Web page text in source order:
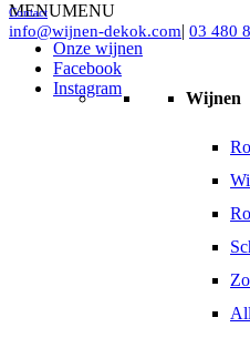
Contact
info@wijnen-dekok.com| 03 480
Facebook
Instagram
MENUMENU
Onze wijnen
Wijnen